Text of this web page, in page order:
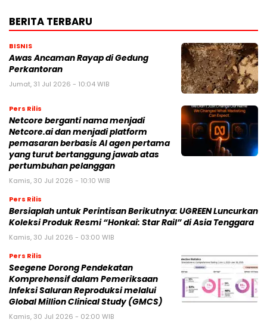
BERITA TERBARU
BISNIS
Awas Ancaman Rayap di Gedung
Perkantoran
Jumat, 31 Jul 2026 - 10:04 WIB
Pers Rilis
Netcore berganti nama menjadi
Netcore.ai dan menjadi platform
pemasaran berbasis AI agen pertama
yang turut bertanggung jawab atas
pertumbuhan pelanggan
Kamis, 30 Jul 2026 - 10:10 WIB
Pers Rilis
Bersiaplah untuk Perintisan Berikutnya: UGREEN Luncurkan
Koleksi Produk Resmi “Honkai: Star Rail” di Asia Tenggara
Kamis, 30 Jul 2026 - 03:00 WIB
Pers Rilis
Seegene Dorong Pendekatan
Komprehensif dalam Pemeriksaan
Infeksi Saluran Reproduksi melalui
Global Million Clinical Study (GMCS)
Kamis, 30 Jul 2026 - 02:00 WIB